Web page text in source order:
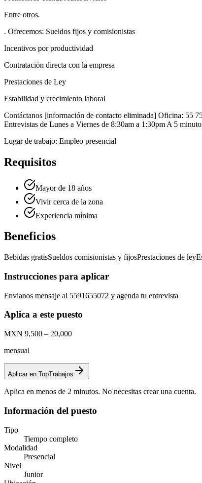
Entre otros.
. Ofrecemos: Sueldos fijos y comisionistas
Incentivos por productividad
Contratación directa con la empresa
Prestaciones de Ley
Estabilidad y crecimiento laboral
Contáctanos [información de contacto eliminada] Oficina: 55
Entrevistas de Lunes a Viernes de 8:30am a 1:30pm A 5
Lugar de trabajo: Empleo presencial
Requisitos
Mayor de 18 años
Vivir cerca de la zona
Experiencia mínima
Beneficios
Bebidas gratisSueldos comisionistas y fijosPrestaciones de ley
Instrucciones para aplicar
Envianos mensaje al 5591655072 y agenda tu entrevista
Aplica a este puesto
MXN 9,500 – 20,000
mensual
Aplicar en TopTrabajos
Aplica en menos de 2 minutos. No necesitas crear una cuenta.
Información del puesto
Tipo
Tiempo completo
Modalidad
Presencial
Nivel
Junior